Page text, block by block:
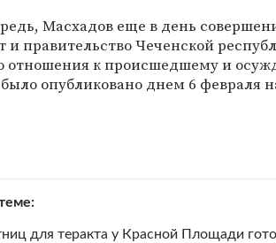
Масхадов еще в день
и правительство Чеченской
отношения к происшедшему и
опубликовано днем 6 февраля
для теракта у Красной Площади